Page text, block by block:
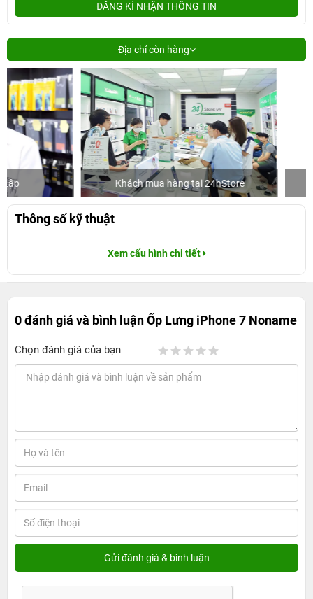
ĐĂNG KÍ NHẬN THÔNG TIN
Địa chỉ còn hàng
Khách mua hàng tại 24hStore Ca sĩ/
Thông số kỹ thuật
Xem cấu hình chi tiết
0 đánh giá và bình luậnỐp Lưng iPhone 7 Noname
Chọn đánh giá của bạn